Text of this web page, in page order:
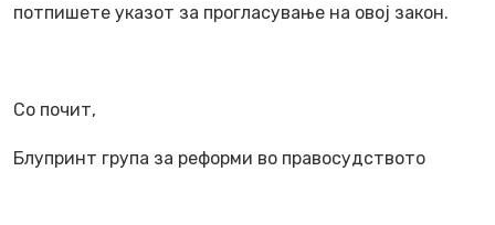
потпишете указот за прогласување на овој закон.
Со почит,
Блупринт група за реформи во правосудството